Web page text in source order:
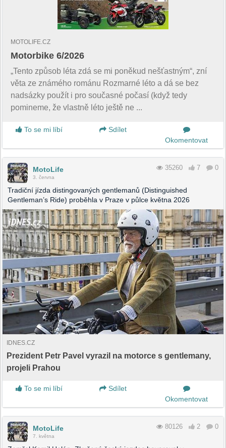
MOTOLIFE.CZ
Motorbike 6/2026
„Tento způsob léta zdá se mi poněkud nešťastným“, zní
věta ze známého románu Rozmarné léto a dá se bez
nadsázky použít i pro současné počasí (když tedy
pomineme, že vlastně léto ještě ne ...
To se mi líbí
Sdílet
Okomentovat
MotoLife
3. června
35260 7 0
Tradiční jízda distingovaných gentlemanů (Distinguished
Gentleman’s Ride) proběhla v Praze v půlce května 2026
IDNES.CZ
Prezident Petr Pavel vyrazil na motorce s gentlemany,
projeli Prahou
To se mi líbí
Sdílet
Okomentovat
MotoLife
7. května
80126 2 0